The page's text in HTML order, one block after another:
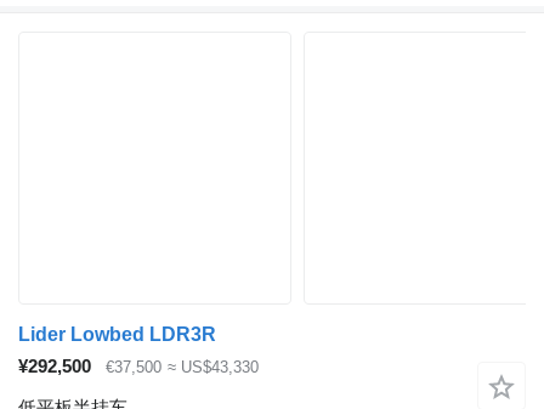
Lider Lowbed LDR3R
¥292,500
€37,500 ≈ US$43,330